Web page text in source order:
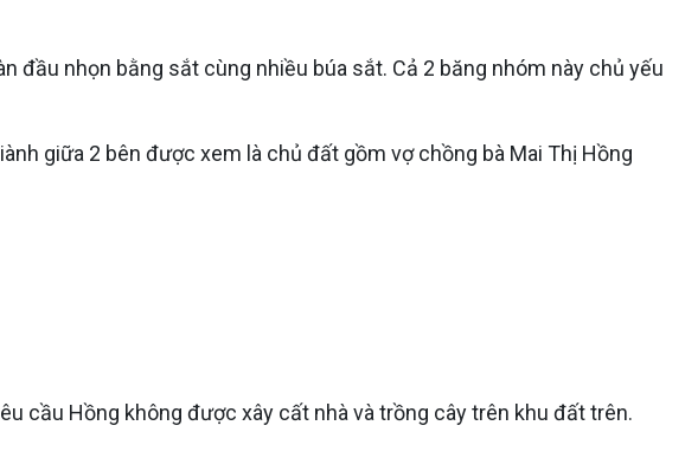
đầu nhọn bằng sắt cùng nhiều búa sắt. Cả 2 băng nhóm này chủ yếu
giữa 2 bên được xem là chủ đất gồm vợ chồng bà Mai Thị Hồng
cầu Hồng không được xây cất nhà và trồng cây trên khu đất trên.